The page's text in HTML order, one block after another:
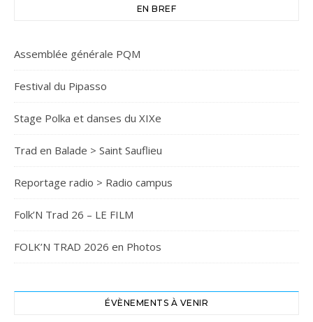
EN BREF
Assemblée générale PQM
Festival du Pipasso
Stage Polka et danses du XIXe
Trad en Balade > Saint Sauflieu
Reportage radio > Radio campus
Folk’N Trad 26 – LE FILM
FOLK’N TRAD 2026 en Photos
ÉVÈNEMENTS À VENIR